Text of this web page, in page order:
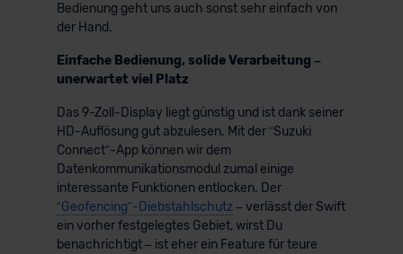
Bedienung geht uns auch sonst sehr einfach von
der Hand.
Einfache Bedienung, solide Verarbeitung –
unerwartet viel Platz
Das 9-Zoll-Display liegt günstig und ist dank seiner
HD-Auflösung gut abzulesen. Mit der “Suzuki
Connect”-App können wir dem
Datenkommunikationsmodul zumal einige
interessante Funktionen entlocken. Der
“Geofencing”-Diebstahlschutz– verlässt der Swift
ein vorher festgelegtes Gebiet, wirst Du
benachrichtigt – ist eher ein Feature für teure